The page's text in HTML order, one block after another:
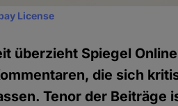
License
überzieht Spiegel
die sich
Tenor der Beiträge